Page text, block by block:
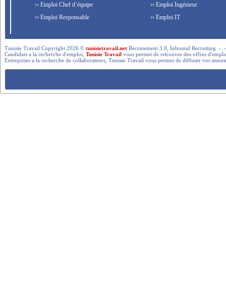
›› Emploi Chef d’équipe
›› Emploi Responsable
›› Emploi Ingénieur
›› Emploi IT
Tunisie Travail Copyright 2026 ©tunisietravail.net Recrutement 3.0, Inbound Recruiting .-
Candidats a la recherche d'emploi,Tunisie Travail vous permet de retrouver des offres
Entreprises a la recherche de collaborateurs, Tunisie Travail vous permet de diffuser vos